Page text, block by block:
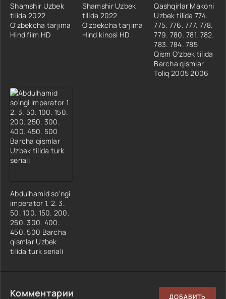
Shamshir Uzbek
tilida 2022
O'zbekcha tarjima
Hind film HD
Shamshir Uzbek
tilida 2022
O'zbekcha tarjima
Hind kinosi HD
Qashqirlar Makoni
Uzbek tilida 774.
775. 776. 777. 778.
779. 780. 781. 782.
783. 784. 785
Qism O'zbek tilida
Barcha qismlar
Toliq 2005 2006
Abdulhamid so'ngi
imperator 1. 2. 3.
50. 100. 150. 200.
250. 300. 400.
450. 500 Barcha
qismlar Uzbek
tilida turk seriali
Комментарии ДОБАВИТЬ